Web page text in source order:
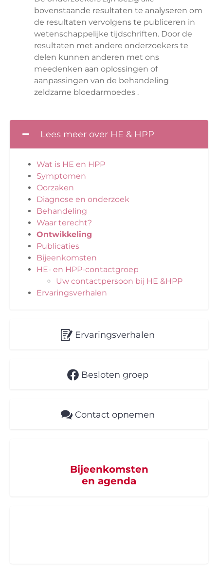
Lees meer over HE & HPP
Wat is HE en HPP
Symptomen
Oorzaken
Diagnose en onderzoek
Behandeling
Waar terecht?
Ontwikkeling
Publicaties
Bijeenkomsten
HE- en HPP-contactgroep
Uw contactpersoon bij HE &HPP
Ervaringsverhalen
Ervaringsverhalen
Besloten groep
Contact opnemen
Bijeenkomsten
en agenda
bovenstaande resultaten te analyseren om
de resultaten vervolgens te publiceren in
wetenschappelijke tijdschriften. Door de
resultaten met andere onderzoekers te
delen kunnen anderen met ons
meedenken aan oplossingen of
aanpassingen van de behandeling
zeldzame bloedarmoedes .